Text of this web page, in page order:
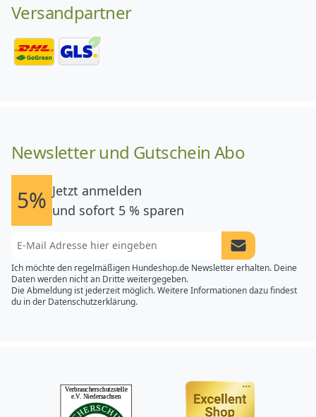
Versandpartner
Newsletter und Gutschein Abo
5% Jetzt anmelden
und sofort 5 % sparen
Newsletter
Ich möchte den regelmäßigen Hundeshop.de Newsletter erhalten. Deine
Daten werden nicht an Dritte weitergegeben.
Die Abmeldung ist jederzeit möglich. Weitere Informationen dazu findest
du in der Datenschutzerklärung.